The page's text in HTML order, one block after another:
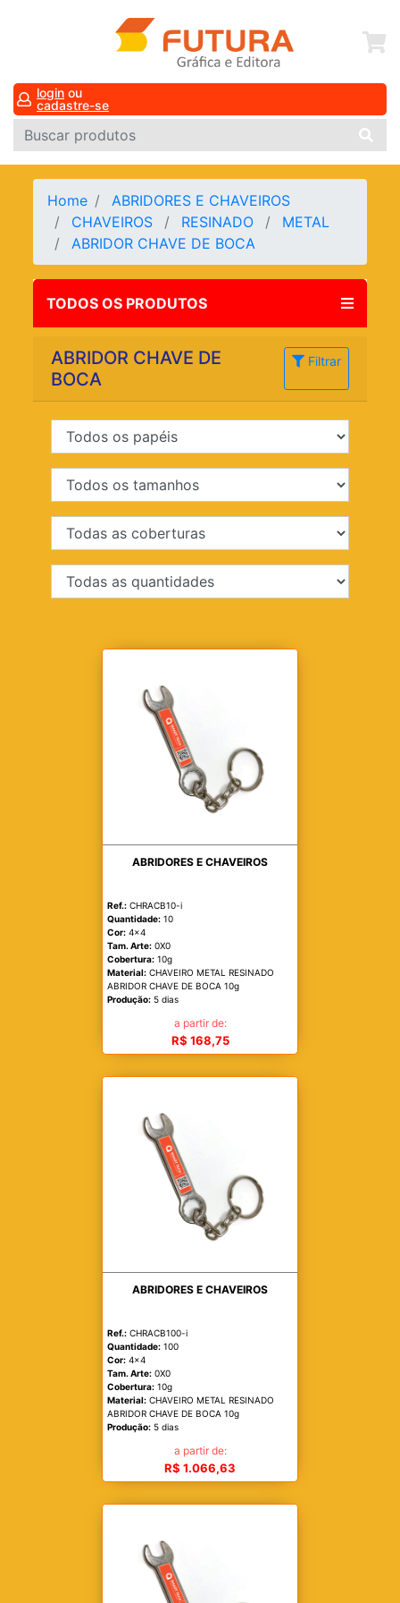
login ou
cadastre-se
Home
ABRIDORES E CHAVEIROS
CHAVEIROS
RESINADO
METAL
ABRIDOR CHAVE DE BOCA
TODOS OS PRODUTOS
ABRIDOR CHAVE DE
BOCA
Filtrar
ABRIDORES E CHAVEIROS
Ref.: CHRACB10-i
Quantidade: 10
Cor: 4x4
Tam. Arte: 0X0
Cobertura: 10g
Material: CHAVEIRO METAL RESINADO
ABRIDOR CHAVE DE BOCA 10g
Produção: 5 dias
a partir de:
R$ 168,75
ABRIDORES E CHAVEIROS
Ref.: CHRACB100-i
Quantidade: 100
Cor: 4x4
Tam. Arte: 0X0
Cobertura: 10g
Material: CHAVEIRO METAL RESINADO
ABRIDOR CHAVE DE BOCA 10g
Produção: 5 dias
a partir de:
R$ 1.066,63